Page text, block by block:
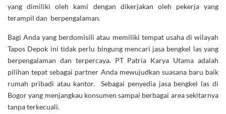
yang dimiliki oleh kami dengan dikerjakan oleh pekerja yang
terampil dan berpengalaman.
Bagi Anda yang berdomisili atau memiliki tempat usaha di wilayah
Tapos Depok ini tidak perlu bingung mencari jasa bengkel las yang
berpengalaman dan terpercaya. PT Patria Karya Utama adalah
pilihan tepat sebagai partner Anda mewujudkan suasana baru baik
rumah pribadi atau kantor. Sebagai penyedia jasa bengkel las di
Bogor yang menjangkau konsumen sampai berbagai area sekitarnya
tanpa terkecuali.